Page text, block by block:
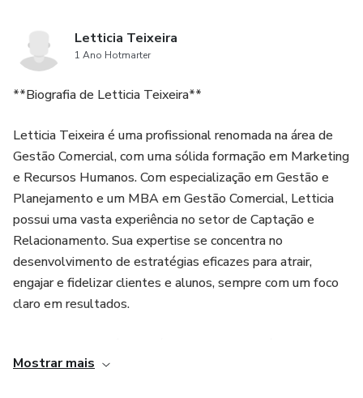
mais sustentável e alinhada com boas práticas de ESG.
Letticia Teixeira
1 Ano Hotmarter
**Biografia de Letticia Teixeira**
Letticia Teixeira é uma profissional renomada na área de
Gestão Comercial, com uma sólida formação em Marketing
e Recursos Humanos. Com especialização em Gestão e
Planejamento e um MBA em Gestão Comercial, Letticia
possui uma vasta experiência no setor de Captação e
Relacionamento. Sua expertise se concentra no
desenvolvimento de estratégias eficazes para atrair,
engajar e fidelizar clientes e alunos, sempre com um foco
claro em resultados.
acumuladas ao longo de sua carreira, Letticia decidiu criar
Mostrar mais